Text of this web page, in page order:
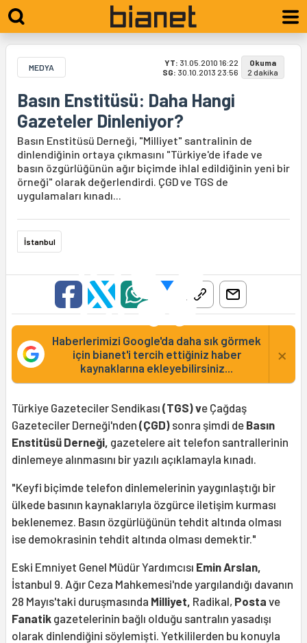
MEDYA YT: 31.05.2010 16:22
SG: 30.10.2013 23:56
Okuma
2 dakika
Basın Enstitüsü: Daha Hangi
Gazeteler Dinleniyor?
Basın Enstitüsü Derneği, "Milliyet" santralinin de
dinlendiğinin ortaya çıkmasını "Türkiye'de ifade ve
basın özgürlüğünün ağır biçimde ihlal edildiğinin yeni bir
örneği" olarak değerlendirdi. ÇGD ve TGS de
uygulamaları kınadı...
İstanbul
Haberlerimizi Google'da daha sık görmek
için bianet'i tercih ettiğiniz haber
kaynaklarına ekleyebilirsiniz...
×
Türkiye Gazeteciler Sendikası (TGS) ve Çağdaş
Gazeteciler Derneği'nden (ÇGD) sonra şimdi de Basın
Enstitüsü Derneği, gazetelere ait telefon santrallerinin
dinlemeye alınmasını bir yazılı açıklamayla kınadı.
"Keyfi biçimde telefon dinlemelerinin yaygınlaştığı bir
ülkede basının kaynaklarıyla özgürce iletişim kurması
beklenemez. Basın özgürlüğünün tehdit altında olması
ise demokrasinin tehdit altında olması demektir."
Eski Emniyet Genel Müdür Yardımcısı Emin Arslan,
İstanbul 9. Ağır Ceza Mahkemesi'nde yargılandığı davanın
28 Mayıs'taki duruşmasında Milliyet, Radikal, Posta ve
Fanatik gazetelerinin bağlı olduğu santralın yasadışı
olarak dinlendiğini söylemişti. Yetkililerden bu konuyla